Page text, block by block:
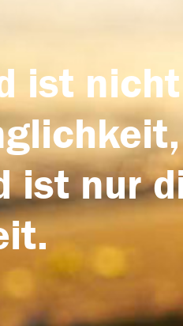
ist
ist nur